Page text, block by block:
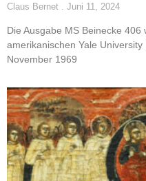
Claus Bernet Juni 11, 2024
Die Ausgabe MS Beinecke 406
amerikanischen Yale
November 1969